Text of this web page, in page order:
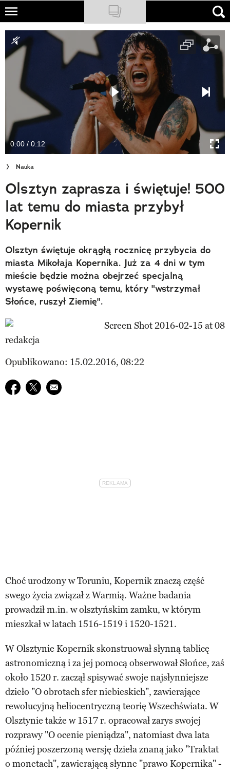
Skip
main
content
NATIONAL GEOGRAPHIC
TRAVELER
PODCASTY
Newsletter
Cuda Polski
Wielki Konkurs Fotograficzny
Trendbook Podróżniczy
Polecane
0:00 / 0:12
Nauka
Olsztyn zaprasza i świętuje! 500
lat temu do miasta przybył
Kopernik
Olsztyn świętuje okrągłą rocznicę przybycia do
miasta Mikołaja Kopernika. Już za 4 dni w tym
mieście będzie można obejrzeć specjalną
wystawę poświęconą temu, który "wstrzymał
Słońce, ruszył Ziemię".
redakcja
Opublikowano: 15.02.2016, 08:22
Udostępnij na facebook
Udostępnij na twitter
E-mail do przyjaciela
Choć urodzony w Toruniu, Kopernik znaczą część
swego życia związał z Warmią. Ważne badania
prowadził m.in. w olsztyńskim zamku, w którym
mieszkał w latach 1516-1519 i 1520-1521.
W Olsztynie Kopernik skonstruował słynną tablicę
astronomiczną i za jej pomocą obserwował Słońce, zaś
około 1520 r. zaczął spisywać swoje najsłynniejsze
dzieło "O obrotach sfer niebieskich", zawierające
rewolucyjną heliocentryczną teorię Wszechświata. W
Olsztynie także w 1517 r. opracował zarys swojej
rozprawy "O ocenie pieniądza", natomiast dwa lata
później poszerzoną wersję dzieła znaną jako "Traktat
o monetach", zawierającą słynne "prawo Kopernika" -